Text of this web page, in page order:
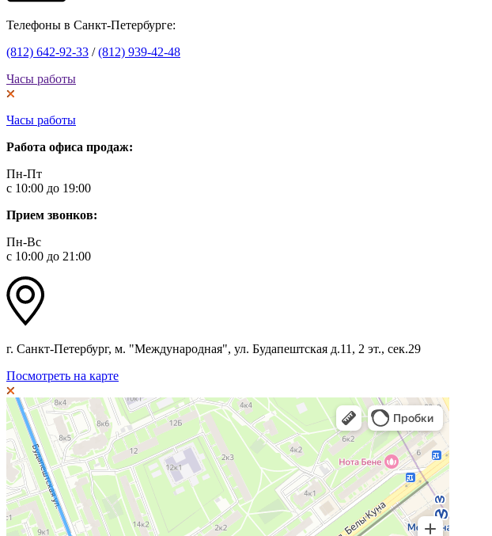
Телефоны в Санкт-Петербурге:
(812) 642-92-33 /(812) 939-42-48
Часы работы
Часы работы
Работа офиса продаж:
Пн-Пт
с 10:00 до 19:00
Прием звонков:
Пн-Вс
с 10:00 до 21:00
г. Санкт-Петербург, м. "Международная", ул. Будапештская д.11, 2 эт., сек.29
Посмотреть на карте